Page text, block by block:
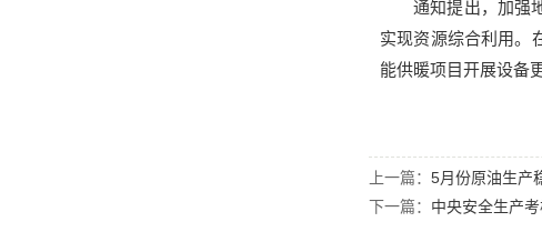
通知提出，加强
实现资源综合利用。
能供暖项目开展设备
上一篇： 5月份原油生产
下一篇： 中央安全生产